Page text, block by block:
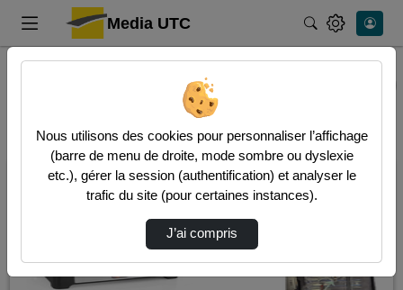
Media UTC Rechercher
1890 vidéos trouvées
00:04:56
Nous utilisons des cookies pour personnaliser l’affichage
(barre de menu de droite, mode sombre ou dyslexie
etc.), gérer la session (authentification) et analyser le
trafic du site (pour certaines instances).
J’ai compris